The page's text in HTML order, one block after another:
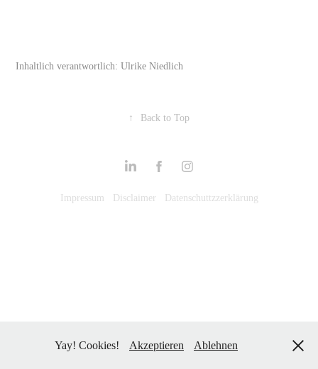
Inhaltlich verantwortlich: Ulrike Niedlich
↑ Back to Top
Impressum Disclaimer Datenschuttzzerklärung
Yay! Cookies! Akzeptieren Ablehnen